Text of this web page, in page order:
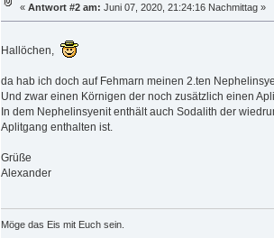
«Antwort #2 am: Juni 07, 2020, 21:24:16 Nachmittag »
Hallöchen,
da hab ich doch auf Fehmarn meinen 2.ten
Und zwar einen Körnigen der noch zusätzlich einen
In dem Nephelinsyenit enthält auch Sodalith der
Aplitgang enthalten ist.
Grüße
Alexander
Möge das Eis mit Euch sein.